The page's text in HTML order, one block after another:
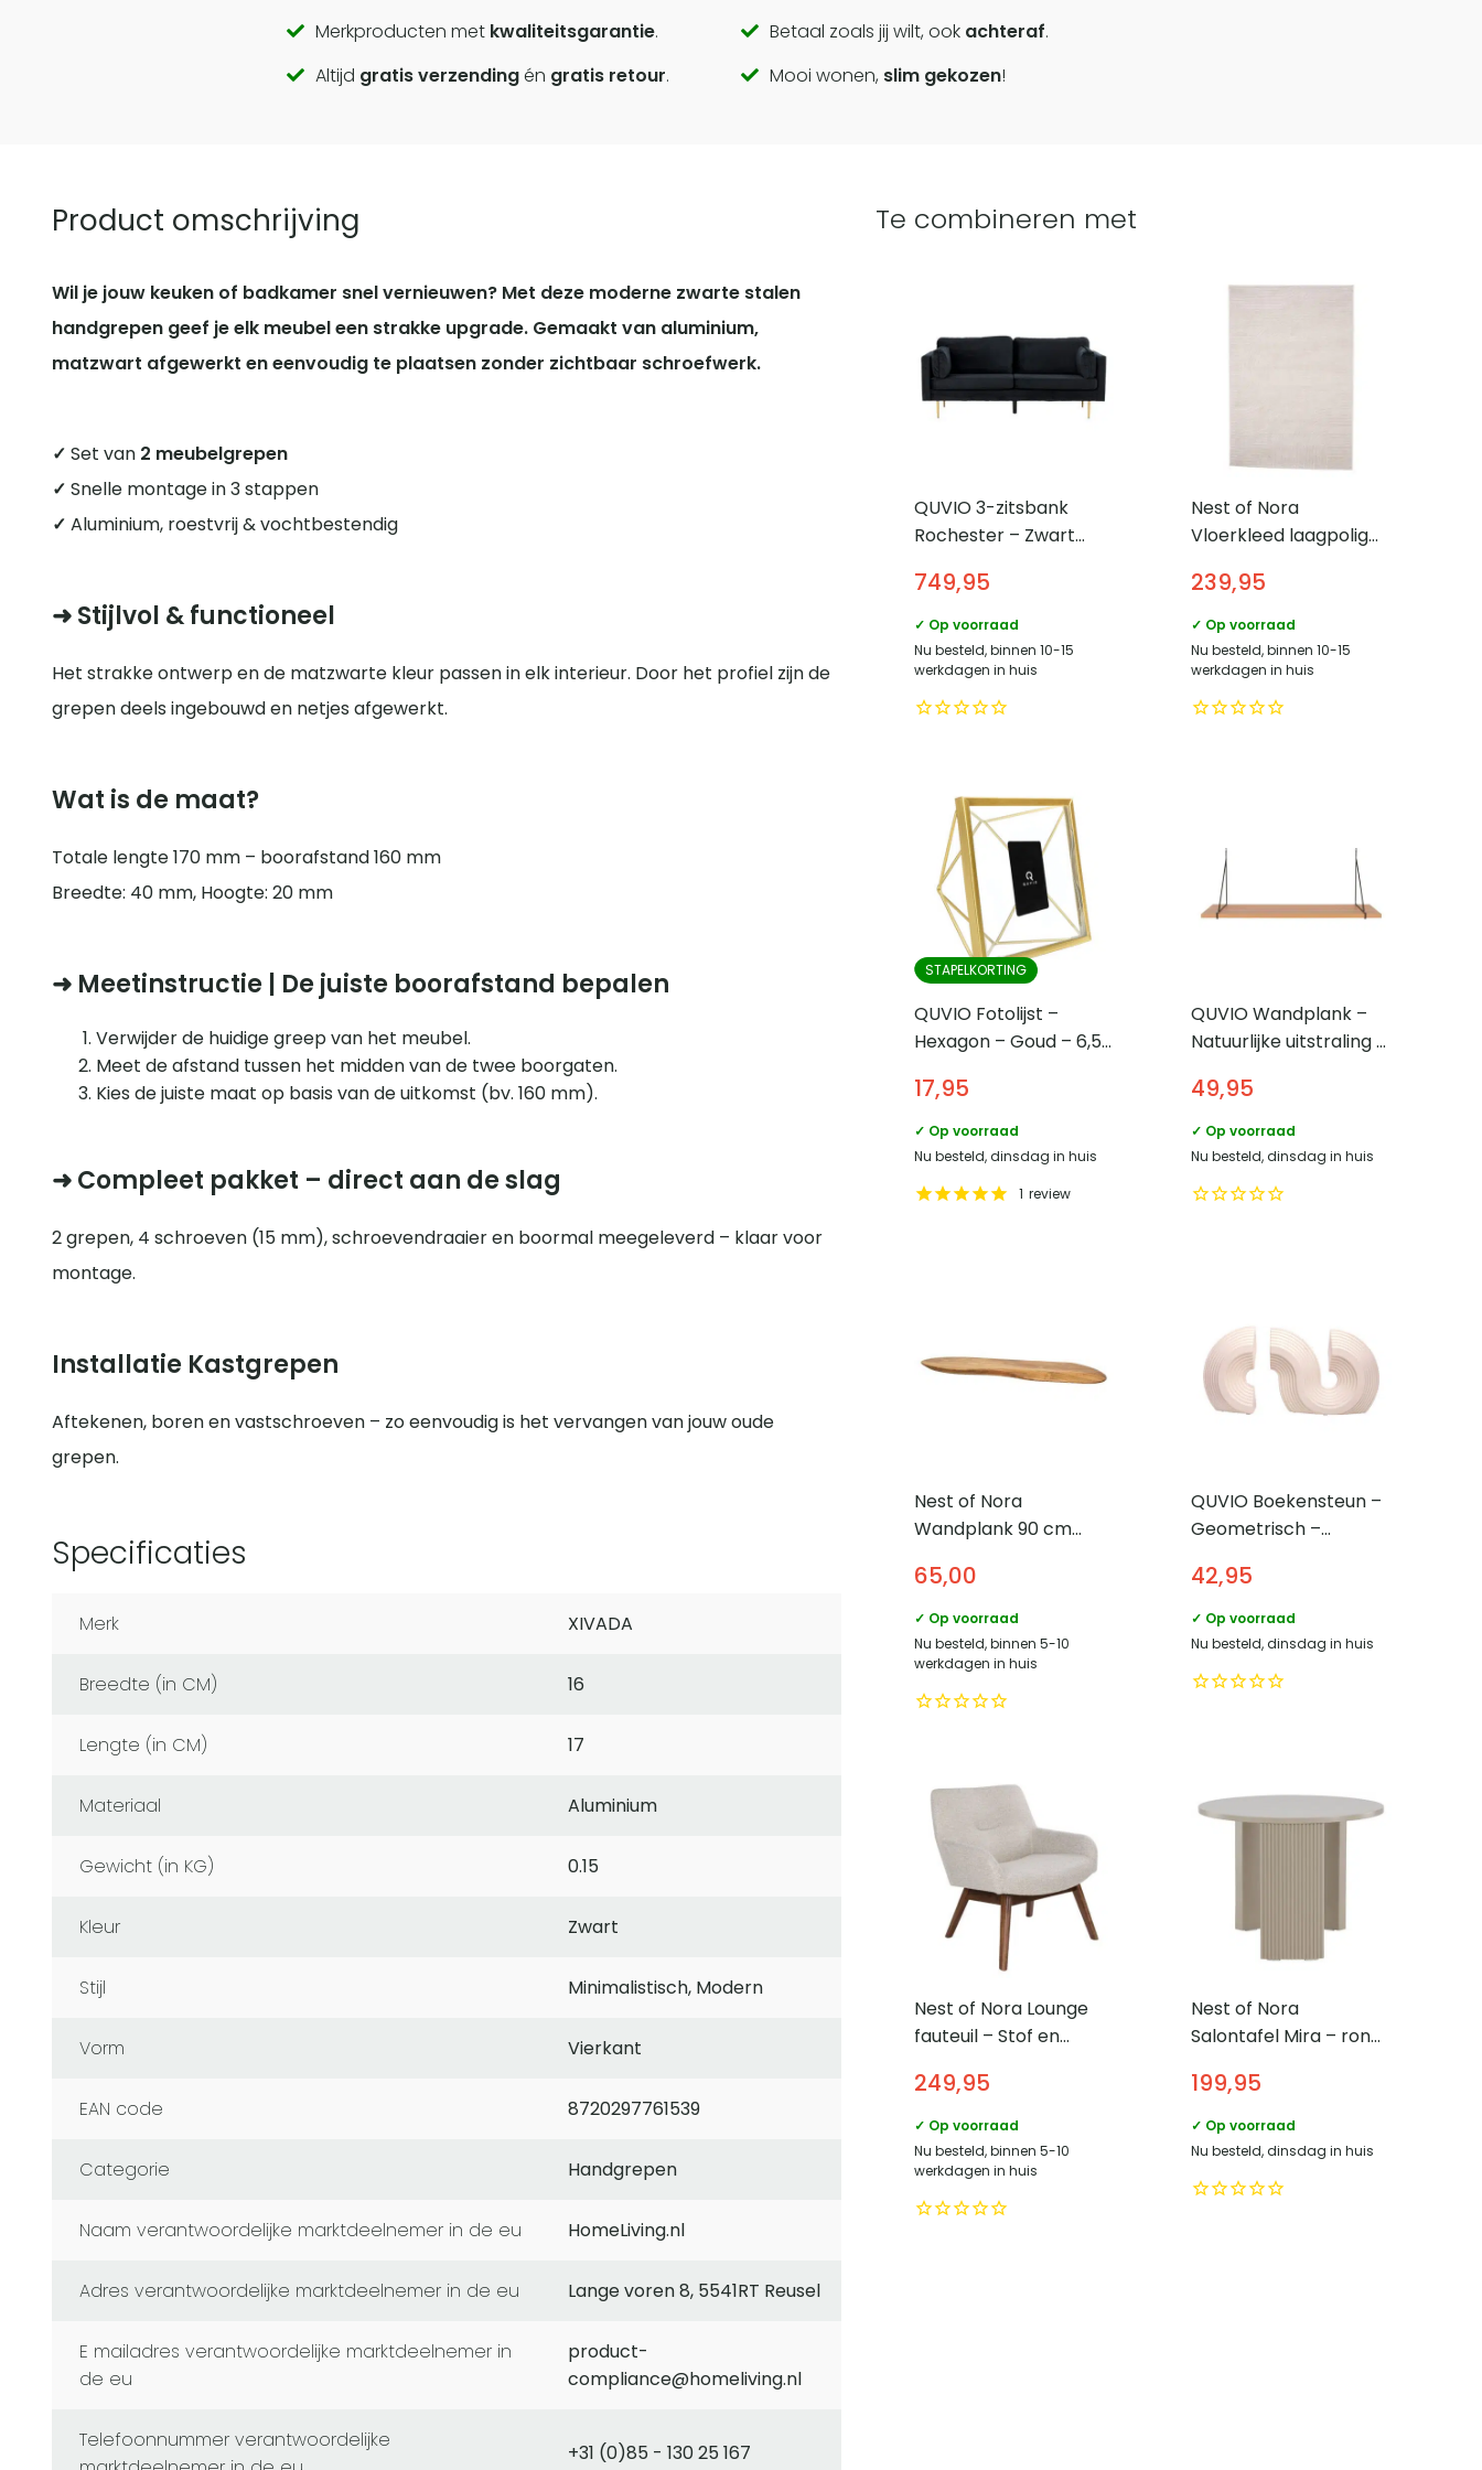
Call
to
Merkproducten met kwaliteitsgarantie. Betaal zoals jij wilt, ook achteraf.
Altijd gratis verzendingén gratis retour. Mooi wonen, slim gekozen!
Product omschrijving
Wil je jouw keuken of badkamer snel vernieuwen? Met deze moderne zwarte stalen
handgrepen geef je elk meubel een strakke upgrade. Gemaakt van aluminium,
matzwart afgewerkt en eenvoudig te plaatsen zonder zichtbaar schroefwerk.
✓ Set van 2 meubelgrepen
✓ Snelle montage in 3 stappen
✓ Aluminium, roestvrij & vochtbestendig
➜Stijlvol & functioneel
Het strakke ontwerp en de matzwarte kleur passen in elk interieur. Door het profiel zijn de
grepen deels ingebouwd en netjes afgewerkt.
Wat is de maat?
Totale lengte 170 mm – boorafstand 160 mm
Breedte: 40 mm, Hoogte: 20 mm
➜ Meetinstructie | De juiste boorafstand bepalen
Verwijder de huidige greep van het meubel.
Meet de afstand tussen het midden van de twee boorgaten.
Kies de juiste maat op basis van de uitkomst (bv. 160 mm).
➜ Compleet pakket – direct aan de slag
2 grepen, 4 schroeven (15 mm), schroevendraaier en boormal meegeleverd – klaar voor
montage.
Installatie Kastgrepen
Aftekenen, boren en vastschroeven – zo eenvoudig is het vervangen van jouw oude
grepen.
Specificaties
Merk XIVADA
Breedte (in CM) 16
Lengte (in CM) 17
Materiaal Aluminium
Gewicht (in KG) 0.15
Kleur Zwart
Stijl Minimalistisch, Modern
Vorm Vierkant
EAN code 8720297761539
Categorie Handgrepen
naam verantwoordelijke marktdeelnemer in de eu HomeLiving.nl
adres verantwoordelijke marktdeelnemer in de eu Lange voren 8, 5541RT Reusel
e mailadres verantwoordelijke marktdeelnemer in
de eu
product-
compliance@homeliving.nl
telefoonnummer verantwoordelijke
+31 (0)85 - 130 25 167
Te combineren met
QUVIO 3-zitsbank
Rochester – Zwart
elegantie – Luxe
woonkamer
749,95
✓ Op voorraad
Nu besteld, binnen 10-15
werkdagen in huis
Nest of Nora
Vloerkleed laagpolig
340×240 cm –
Polypropyleen – Wit
239,95
✓ Op voorraad
Nu besteld, binnen 10-15
werkdagen in huis
STAPELKORTING
QUVIO Fotolijst –
Hexagon – Goud – 6,5
17,95
✓ Op voorraad
Nu besteld, dinsdag in huis
1 review
QUVIO Wandplank –
Natuurlijke uitstraling –
80×29 cm
49,95
✓ Op voorraad
Nu besteld, dinsdag in huis
Nest of Nora
Wandplank 90 cm
65,00
✓ Op voorraad
Nu besteld, binnen 5-10
werkdagen in huis
QUVIO Boekensteun –
Geometrisch –
Keramiek- Beige – Set
van 2
42,95
✓ Op voorraad
Nu besteld, dinsdag in huis
Nest of Nora Lounge
fauteuil – Stof en
Sand
249,95
✓ Op voorraad
Nu besteld, binnen 5-10
werkdagen in huis
Nest of Nora
Salontafel Mira – rond
199,95
✓ Op voorraad
Nu besteld, dinsdag in huis